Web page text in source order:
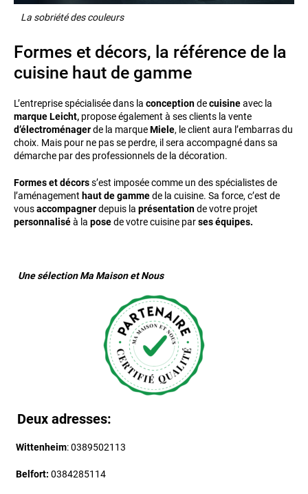
La sobriété des couleurs
Formes et décors, la référence de la
cuisine haut de gamme
L’entreprise spécialisée dans la conceptiondecuisineavec la
marque Leicht, propose également à ses clients la vente
d’électroménagerde la marqueMiele, le client aura l’embarras du
choix. Mais pour ne pas se perdre, il sera accompagné dans sa
démarche par des professionnels de la décoration.
Formes et décorss’est imposée comme un des spécialistes de
l’aménagement haut de gammede la cuisine. Sa force, c’est de
vousaccompagnerdepuis la présentationde votre projet
personnaliséà la posede votre cuisine parses équipes.
Une sélection Ma Maison et Nous
Deux adresses:
Wittenheim: 0389502113
Belfort: 0384285114